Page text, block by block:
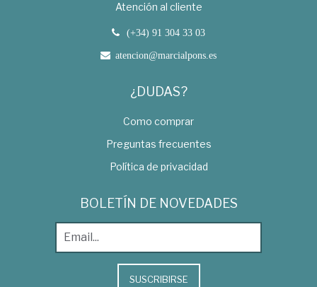
Atención al cliente
(+34) 91 304 33 03
atencion@marcialpons.es
¿DUDAS?
Como comprar
Preguntas frecuentes
Política de privacidad
BOLETÍN DE NOVEDADES
SUSCRIBIRSE